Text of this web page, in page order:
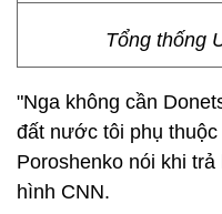
Tổng thống
"Nga không cần
đất nước tôi phụ
Poroshenko nói khi
hình CNN.